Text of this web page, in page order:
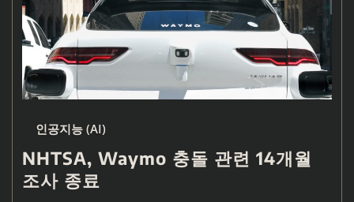
인공지능 (AI)
NHTSA, Waymo 충돌 관련 14개월
조사 종료